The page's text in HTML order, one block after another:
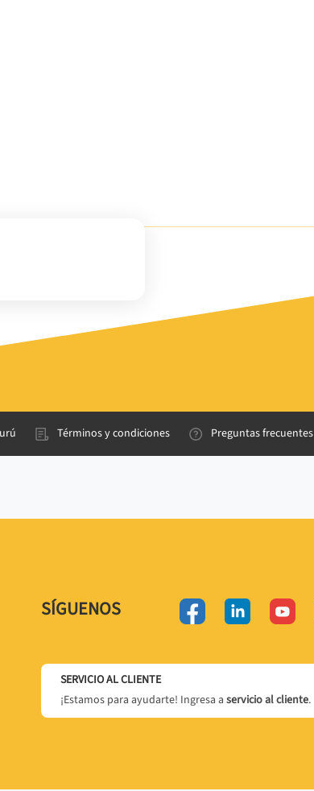
Términos y condiciones Preguntas frecuentes
SÍGUENOS
SERVICIO AL CLIENTE
¡Estamos para ayudarte! Ingresa a servicio al cliente.